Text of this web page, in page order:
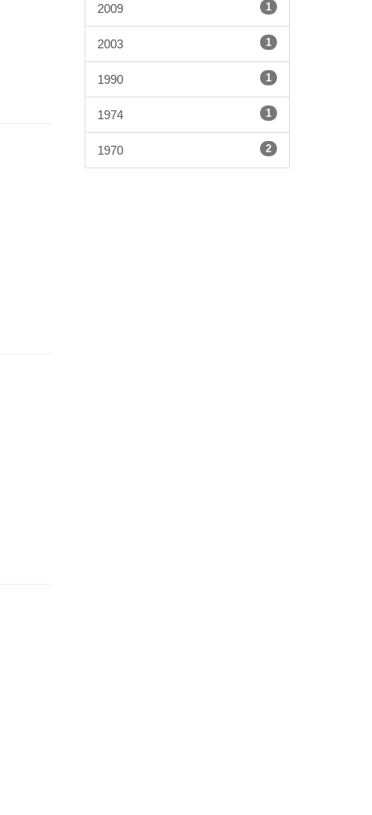
2009 1
2003 1
1990 1
1974 1
1970 2